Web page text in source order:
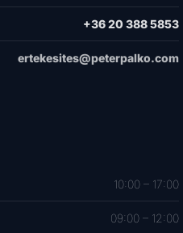
+36 20 388 5853
ertekesites@peterpalko.com
10:00 – 17:00
09:00 – 12:00